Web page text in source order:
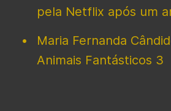
pela Netflix após um
Maria Fernanda
Animais Fantásticos 3